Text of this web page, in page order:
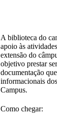
A biblioteca do
apoio às
extensão do
objetivo prestar
documentação
informacionais
Campus.
Como chegar: